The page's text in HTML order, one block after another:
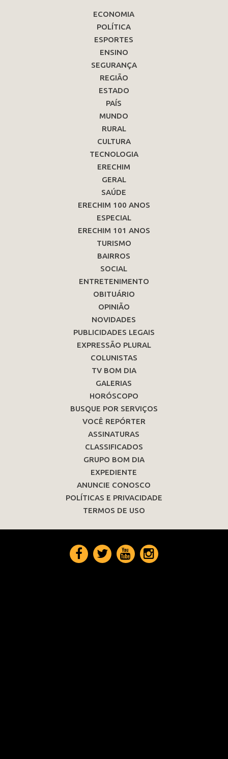
ECONOMIA
POLÍTICA
ESPORTES
ENSINO
SEGURANÇA
REGIÃO
ESTADO
PAÍS
MUNDO
RURAL
CULTURA
TECNOLOGIA
ERECHIM
GERAL
SAÚDE
ERECHIM 100 ANOS
ESPECIAL
ERECHIM 101 ANOS
TURISMO
BAIRROS
SOCIAL
ENTRETENIMENTO
OBITUÁRIO
OPINIÃO
NOVIDADES
PUBLICIDADES LEGAIS
EXPRESSÃO PLURAL
COLUNISTAS
TV BOM DIA
GALERIAS
HORÓSCOPO
BUSQUE POR SERVIÇOS
VOCÊ REPÓRTER
ASSINATURAS
CLASSIFICADOS
GRUPO BOM DIA
EXPEDIENTE
ANUNCIE CONOSCO
POLÍTICAS E PRIVACIDADE
TERMOS DE USO